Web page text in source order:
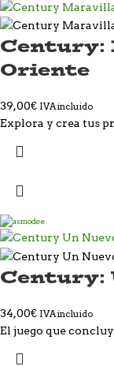
Century:
Oriente
39,00€ IVA incluido
Explora y crea tus
Century:
34,00€ IVA incluido
El juego que